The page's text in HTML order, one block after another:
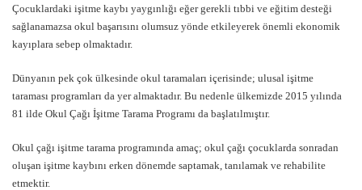
Çocuklardaki işitme kaybı yaygınlığı eğer gerekli tıbbi ve eğitim desteği
sağlanamazsa okul başarısını olumsuz yönde etkileyerek önemli ekonomik
kayıplara sebep olmaktadır.
Dünyanın pek çok ülkesinde okul taramaları içerisinde; ulusal işitme
taraması programları da yer almaktadır. Bu nedenle ülkemizde 2015 yılında
81 ilde Okul Çağı İşitme Tarama Programı da başlatılmıştır.
Okul çağı işitme tarama programında amaç; okul çağı çocuklarda sonradan
oluşan işitme kaybını erken dönemde saptamak, tanılamak ve rehabilite
etmektir.